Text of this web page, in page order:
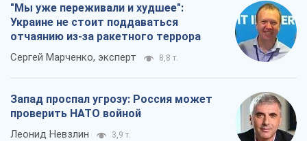
"Мы уже переживали и худшее":
Украине не стоит поддаваться
отчаянию из-за ракетного террора
Сергей Марченко, эксперт 8,8 т.
Запад проспал угрозу: Россия может
проверить НАТО войной
Леонид Невзлин 3,9 т.